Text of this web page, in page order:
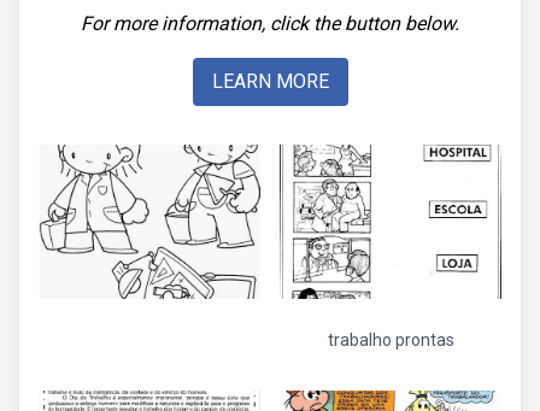
For more information, click the button below.
LEARN MORE
trabalho prontas